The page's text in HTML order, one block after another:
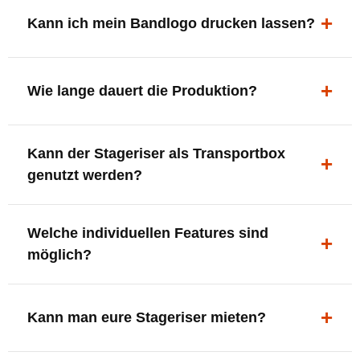
ergonomisch, sicher und gut sichtbar.
Kann ich mein Bandlogo drucken lassen?
deine Bühne, deine Marke.
Wie lange dauert die Produktion?
innerhalb Deutschlands kostenfrei.
Kann der Stageriser als Transportbox
genutzt werden?
oder Zubehör nutzen.
Welche individuellen Features sind
möglich?
XLR-Brücke / Schnittstelle
Setlist-Clip
Kann man eure Stageriser mieten?